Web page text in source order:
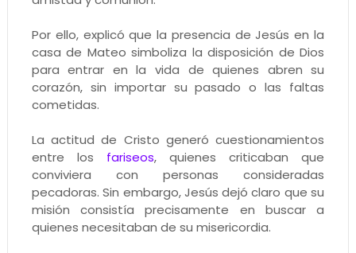
Por ello, explicó que la presencia de Jesús en la
casa de Mateo simboliza la disposición de Dios
para entrar en la vida de quienes abren su
corazón, sin importar su pasado o las faltas
cometidas.
La actitud de Cristo generó cuestionamientos
entre los fariseos, quienes criticaban que
conviviera con personas consideradas
pecadoras. Sin embargo, Jesús dejó claro que su
misión consistía precisamente en buscar a
quienes necesitaban de su misericordia.